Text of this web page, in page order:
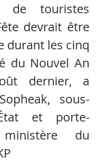
de touristes
devrait être
durant les cinq
du Nouvel An
dernier, a
sous-
et porte-
du